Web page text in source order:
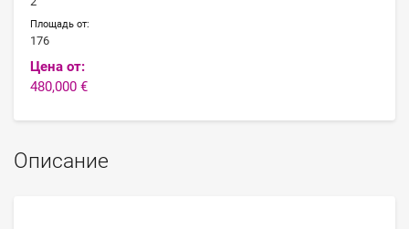
Площадь от:
176
Цена от:
480,000 €
Описание